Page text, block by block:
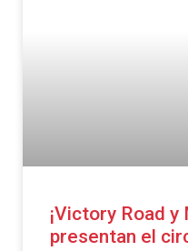
¡Victory Road y
presentan el